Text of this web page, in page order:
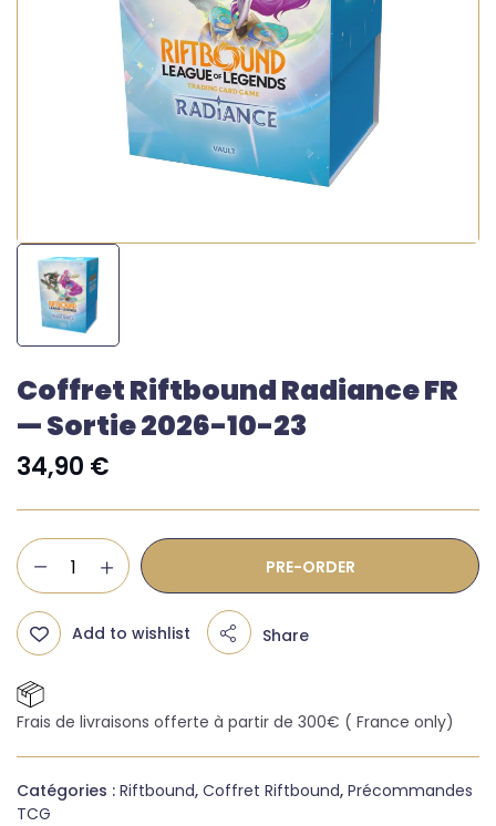
Coffret Riftbound Radiance FR
— Sortie 2026-10-23
34,90 €
PRE-ORDER
Add to wishlist Share
Frais de livraisons offerte à partir de 300€ ( France only)
Catégories : Riftbound, Coffret Riftbound, Précommandes
TCG